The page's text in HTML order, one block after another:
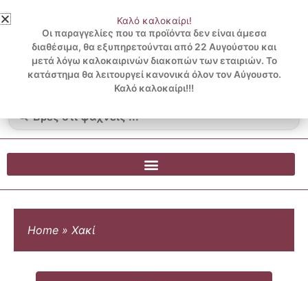
στο
περιεχόμενο
3 ΔΟΣΕΙΣ ΧΩΡΙΣ ΠΙΣΤΩΤΙΚΗ ΜΕ KLARNA
...
Λογαριασμός
Blog
0.00€
0
Cart
Home » Χακί
Καλό καλοκαίρι!
Οι παραγγελίες που τα προϊόντα δεν είναι άμεσα
διαθέσιμα, θα εξυπηρετούνται από 22 Αυγούστου και
μετά λόγω καλοκαιρινών διακοπών των εταιριών. Το
κατάστημα θα λειτουργεί κανονικά όλον τον Αύγουστο.
Καλό καλοκαίρι!!!